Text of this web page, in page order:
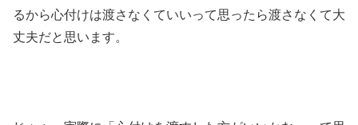
るから心付けは渡さなくていいって思ったら渡さなくて大
丈夫だと思います。